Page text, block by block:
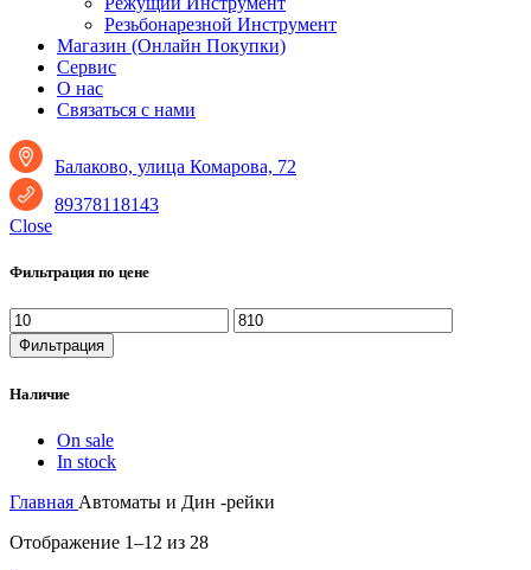
Резьбонарезной Инструмент
Магазин (Онлайн Покупки)
Сервис
О нас
Связаться с нами
Балаково, улица Комарова, 72
89378118143
Close
Фильтрация по цене
Минимальная
цена
Максимальная
цена
Фильтрация
Наличие
On sale
In stock
Главная Автоматы и Дин -рейки
Отображение 1–12 из 28